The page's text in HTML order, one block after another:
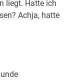
liegt. Hatte ich
Achja, hatte